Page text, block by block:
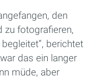
den
zu fotografieren,
berichtet
das ein langer
müde, aber